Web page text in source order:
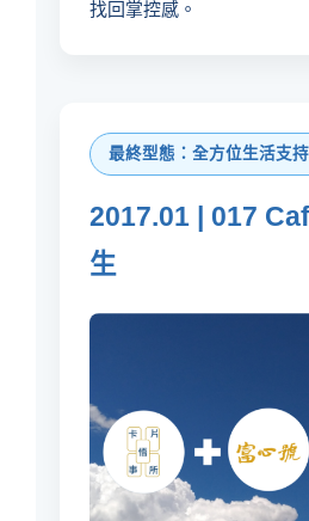
找回掌控感。
最終型態：全方位生活支
2017.01 | 017
生